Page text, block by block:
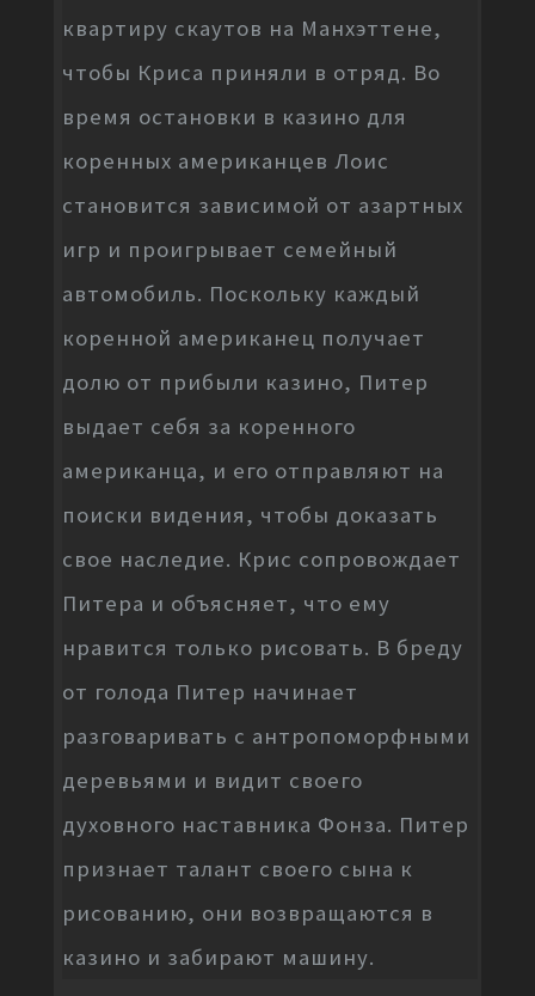
квартиру скаутов на Манхэттене,
чтобы Криса приняли в отряд. Во
время остановки в казино для
коренных американцев Лоис
становится зависимой от азартных
игр и проигрывает семейный
автомобиль. Поскольку каждый
коренной американец получает
долю от прибыли казино, Питер
выдает себя за коренного
американца, и его отправляют на
поиски видения, чтобы доказать
свое наследие. Крис сопровождает
Питера и объясняет, что ему
нравится только рисовать. В бреду
от голода Питер начинает
разговаривать с антропоморфными
деревьями и видит своего
духовного наставника Фонза. Питер
признает талант своего сына к
рисованию, они возвращаются в
казино и забирают машину.